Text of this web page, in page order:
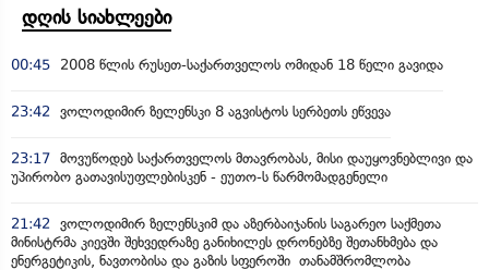
დღის სიახლეები
00:45 2008 წლის რუსეთ-საქართველოს ომიდან 18 წელი გავიდა
23:42 ვოლოდიმირ ზელენსკი 8 აგვისტოს სერბეთს ეწვევა
23:17 მოვუწოდებ საქართველოს მთავრობას, მისი დაუყოვნებლივი და
უპირობო გათავისუფლებისკენ - ეუთო-ს წარმომადგენელი
21:42
ვოლოდიმირ ზელენსკიმ და აზერბაიჯანის საგარეო საქმეთა
მინისტრმა კიევში შეხვედრაზე განიხილეს დრონებზე შეთანხმება და
ენერგეტიკის, ნავთობისა და გაზის სფეროში თანამშრომლობა